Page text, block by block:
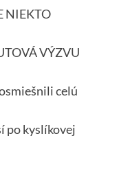
NIEKTO
VÝZVU
celú
po kyslíkovej